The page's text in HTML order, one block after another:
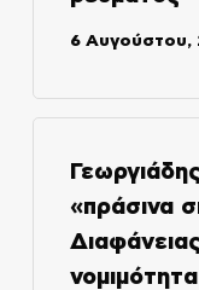
6 Αυγούστου,
«πράσινα